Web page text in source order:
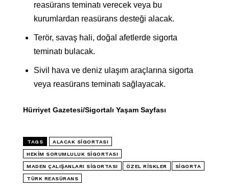
reasürans teminatı verecek veya bu
kurumlardan reasürans desteği alacak.
Terör, savaş hali, doğal afetlerde sigorta
teminatı bulacak.
Sivil hava ve deniz ulaşım araçlarına sigorta
veya reasürans teminatı sağlayacak.
Hürriyet Gazetesi/Sigortalı Yaşam Sayfası
TAGS ALACAK SIGORTASI
HEKIM SORUMLULUK SIGORTASI
MADEN ÇALIŞANLARI SIGORTASI ÖZEL RISKLER SIGORTA
TÜRK REASÜRANS